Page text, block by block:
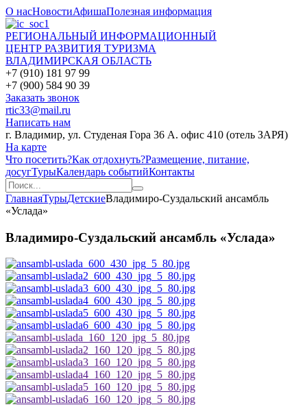
О насНовостиАфишаПолезная информация
РЕГИОНАЛЬНЫЙ ИНФОРМАЦИОННЫЙ
ЦЕНТР РАЗВИТИЯ ТУРИЗМА
ВЛАДИМИРСКАЯ ОБЛАСТЬ
+7 (910) 181 97 99
+7 (900) 584 90 39
Заказать звонок
rtic33@mail.ru
Написать нам
г. Владимир, ул. Студеная Гора 36 А. офис 410 (отель ЗАРЯ)
На карте
Что посетить?Как отдохнуть?Размещение, питание,
досугТурыКалендарь событийКонтакты
ГлавнаяТурыДетскиеВладимиро-Суздальский ансамбль
«Услада»
Владимиро-Суздальский ансамбль «Услада»